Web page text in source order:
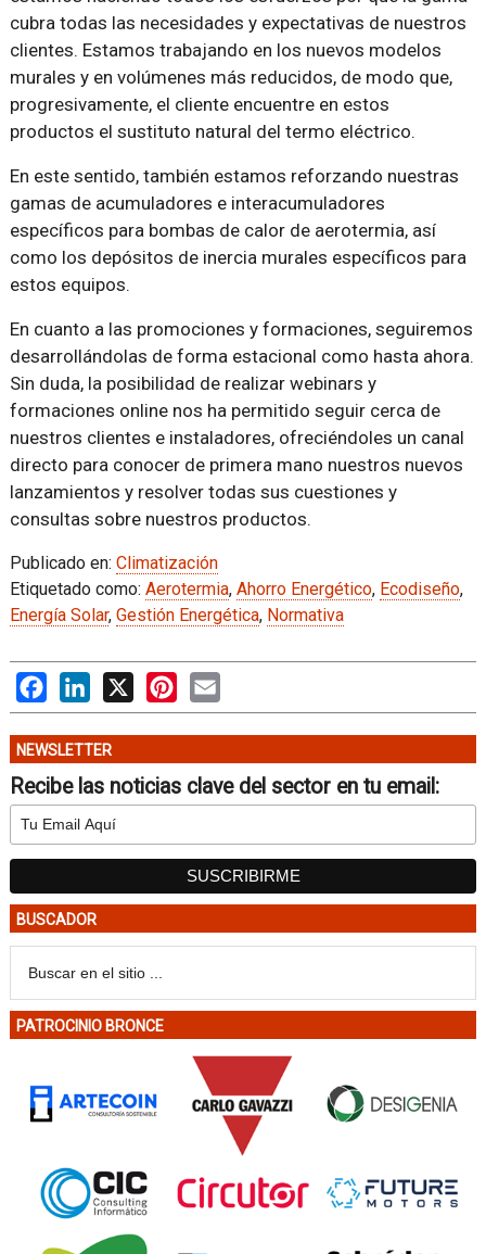
cubra todas las necesidades y expectativas de nuestros
clientes. Estamos trabajando en los nuevos modelos
murales y en volúmenes más reducidos, de modo que,
progresivamente, el cliente encuentre en estos
productos el sustituto natural del termo eléctrico.
En este sentido, también estamos reforzando nuestras
gamas de acumuladores e interacumuladores
específicos para bombas de calor de aerotermia, así
como los depósitos de inercia murales específicos para
estos equipos.
En cuanto a las promociones y formaciones, seguiremos
desarrollándolas de forma estacional como hasta ahora.
Sin duda, la posibilidad de realizar webinars y
formaciones online nos ha permitido seguir cerca de
nuestros clientes e instaladores, ofreciéndoles un canal
directo para conocer de primera mano nuestros nuevos
lanzamientos y resolver todas sus cuestiones y
consultas sobre nuestros productos.
Publicado en: Climatización
Etiquetado como: Aerotermia, Ahorro Energético, Ecodiseño,
Energía Solar, Gestión Energética, Normativa
FacebookLinkedIn
X PinterestEmail
NEWSLETTER
Recibe las noticias clave del sector en tu email:
BUSCADOR
PATROCINIO BRONCE